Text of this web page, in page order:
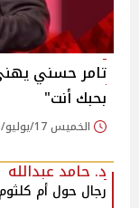
تامر حسني
بحبك أنت"‎
الخميس 17/يوليو/2025 - 10:41 م
د. حامد عبدالله
رجال حول أم